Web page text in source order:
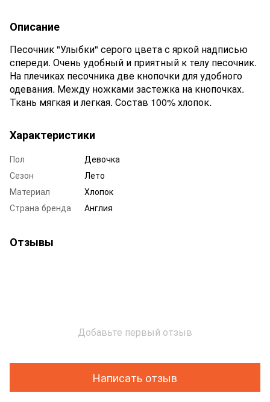
Описание
Песочник "Улыбки" серого цвета с яркой надписью
спереди. Очень удобный и приятный к телу песочник.
На плечиках песочника две кнопочки для удобного
одевания. Между ножками застежка на кнопочках.
Ткань мягкая и легкая. Состав 100% хлопок.
Характеристики
Пол
Девочка
Сезон
Лето
Материал
Хлопок
Страна бренда
Англия
Отзывы
Добавьте первый отзыв
Написать отзыв